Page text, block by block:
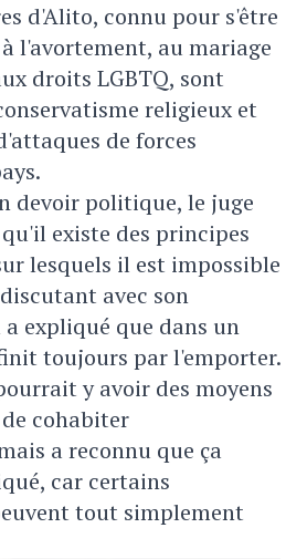
d'Alito, connu pour s'être
l'avortement, au mariage
droits LGBTQ, sont
religieux et
de forces
devoir politique, le juge
existe des principes
lesquels il est impossible
avec son
expliqué que dans un
toujours par l'emporter.
y avoir des moyens
cohabiter
a reconnu que ça
car certains
tout simplement